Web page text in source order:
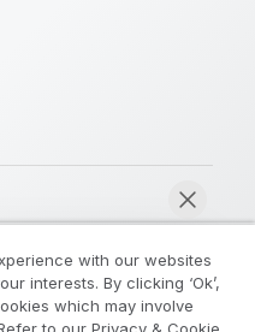
del producto
with our websites
interests. By clicking ‘Ok’,
which may involve